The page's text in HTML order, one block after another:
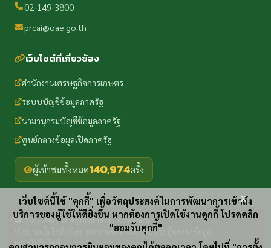
02-149-3800
prcai@oae.go.th
เว็บไซต์ที่เกี่ยวข้อง
สำนักงานเศรษฐกิจการเกษตร
ระบบบัญชีข้อมูลภาครัฐ
นามานุกรมบัญชีข้อมูลภาครัฐ
ศูนย์กลางข้อมูลเปิดภาครัฐ
ผู้เข้าชมทั้งหมด140,974ครั้ง
2025 Office of Agricultural Economics
นโยบายความปลอดภัย·นโยบายคุ้มครองข้อมูล
แผนผังเว็บไซต์
เว็บไซต์นี้ใช้ "คุกกี้" เพื่อวัตถุประสงค์ในการพัฒนาการเข้าถึง
บริการของผู้ใช้ให้ดียิ่งขึ้น หากต้องการเปิดใช้งานคุกกี้ โปรดคลิก
"ยอมรับคุกกี้"
x